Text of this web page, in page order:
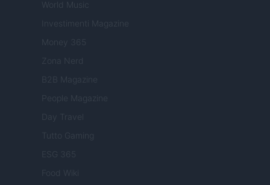
World Music
Investimenti Magazine
Money 365
Zona Nerd
B2B Magazine
People Magazine
Day Travel
Tutto Gaming
ESG 365
Food Wiki